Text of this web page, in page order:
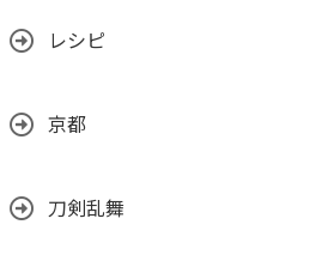
レシピ
京都
刀剣乱舞